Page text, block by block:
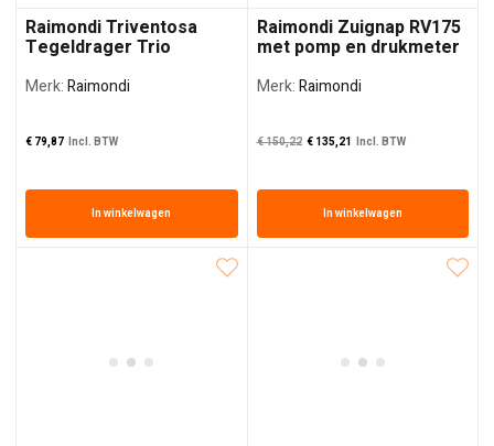
Raimondi Triventosa
Tegeldrager Trio
€ 79,87 Incl. BTW
In winkelwagen
Merk:Raimondi
Raimondi Zuignap RV175
met pomp en drukmeter
€150,22 Oorspronkelijke prijs
€135,21De huidige prijs
Incl. BTW
In winkelwagen
Merk:Raimondi